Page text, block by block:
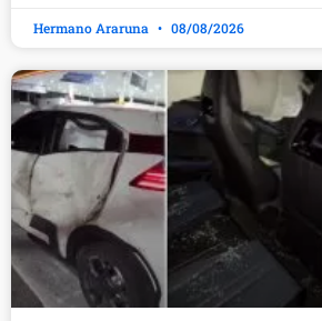
Hermano Araruna 08/08/2026